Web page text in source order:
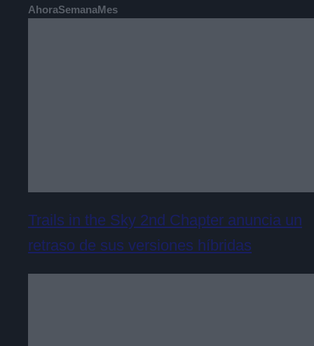
AhoraSemanaMes
Trails in the Sky 2nd Chapter anuncia un
retraso de sus versiones híbridas